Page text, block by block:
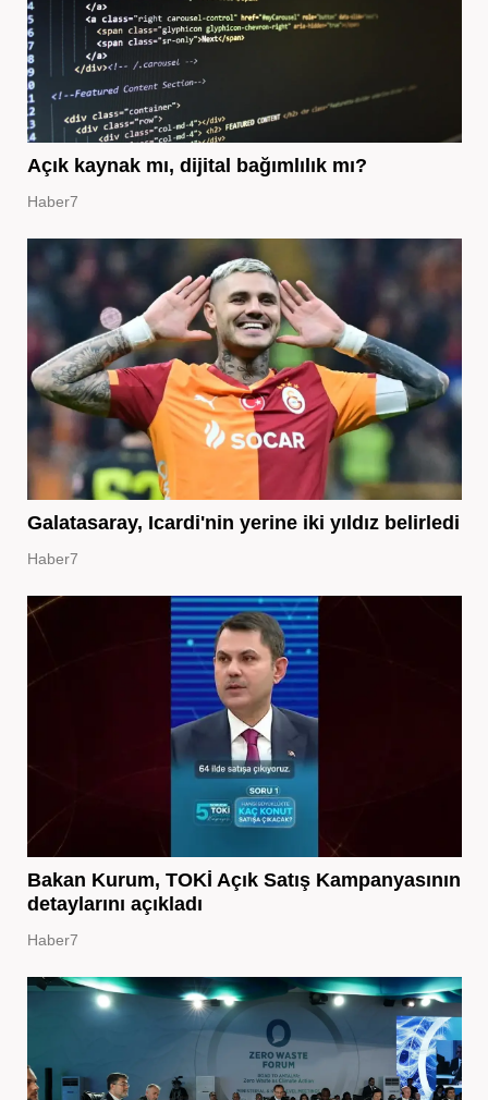
Açık kaynak mı, dijital bağımlılık mı?
Haber7
Galatasaray, Icardi'nin yerine iki yıldız belirledi
Haber7
Bakan Kurum, TOKİ Açık Satış Kampanyasının
detaylarını açıkladı
Haber7